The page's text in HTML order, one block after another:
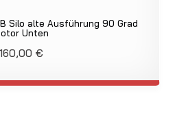
Silo alte Ausführung 90 Grad
Unten
160,00 €